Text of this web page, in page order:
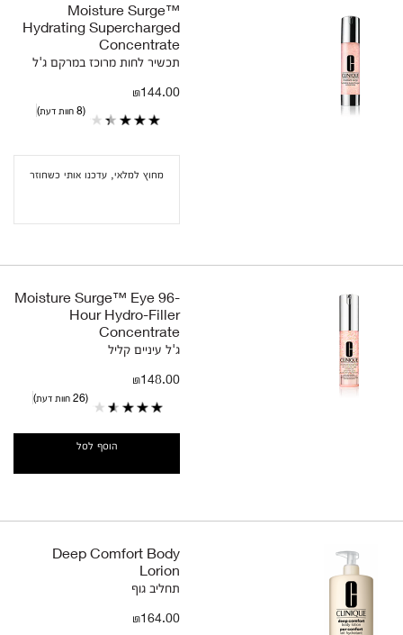
Moisture Surge™
Hydrating Supercharged
Concentrate
תכשיר לחות מרוכז במרקם ג'ל
₪144.00
8 חוות דעת
מחוץ למלאי, עדכנו אותי כשחוזר
Moisture Surge™ Eye 96-
Hour Hydro-Filler
Concentrate
ג'ל עיניים קליל
₪148.00
26 חוות דעת
הוסף לסל
Deep Comfort Body
Lorion
תחליב גוף
₪164.00